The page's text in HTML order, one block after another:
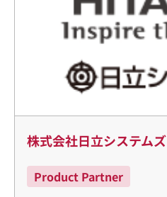
株式会社日立システムズ
Product Partner